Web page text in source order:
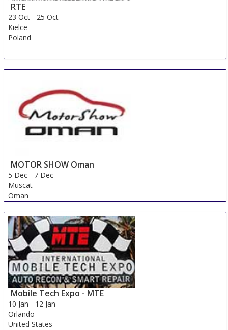
RTE
23 Oct - 25 Oct
Kielce
Poland
MOTOR SHOW Oman
5 Dec - 7 Dec
Muscat
Oman
Mobile Tech Expo - MTE
10 Jan - 12 Jan
Orlando
United States